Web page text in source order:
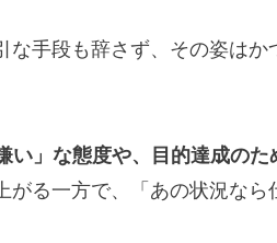
手段も辞さず、その姿はか
い」な態度や、目的達成の
がる一方で、「あの状況な